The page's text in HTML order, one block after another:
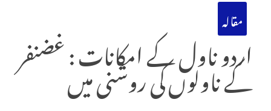
مقالہ
اردو ناول کے امکانات : غضنفر
کے ناولوں کی روشنی میں